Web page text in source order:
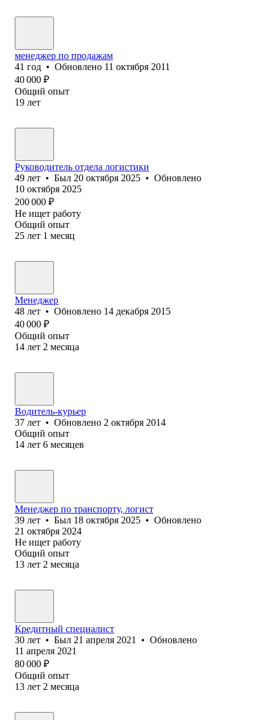
менеджер по продажам
41 год • Обновлено 11 октября 2011
40 000 ₽
Общий опыт
19 лет
Руководитель отдела логистики
49 лет • Был 20 октября 2025 • Обновлено
10 октября 2025
200 000 ₽
Не ищет работу
Общий опыт
25 лет 1 месяц
Менеджер
48 лет • Обновлено 14 декабря 2015
40 000 ₽
Общий опыт
14 лет 2 месяца
Водитель-курьер
37 лет • Обновлено 2 октября 2014
Общий опыт
14 лет 6 месяцев
Менеджер по транспорту, логист
39 лет • Был 18 октября 2025 • Обновлено
21 октября 2024
Не ищет работу
Общий опыт
13 лет 2 месяца
Кредитный специалист
30 лет • Был 21 апреля 2021 • Обновлено
11 апреля 2021
80 000 ₽
Общий опыт
13 лет 2 месяца